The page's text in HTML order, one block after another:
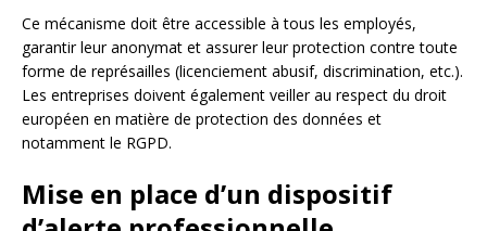
Ce mécanisme doit être accessible à tous les employés,
garantir leur anonymat et assurer leur protection contre toute
forme de représailles (licenciement abusif, discrimination, etc.).
Les entreprises doivent également veiller au respect du droit
européen en matière de protection des données et
notamment le RGPD.
Mise en place d’un dispositif